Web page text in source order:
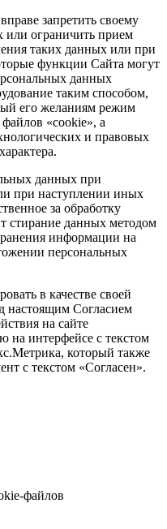
запретить своему
или ограничить прием
таких данных или при
функции Сайта могут
данных
таким способом,
его желаниям режим
«cookie», а
и правовых
данных при
при наступлении иных
за обработку
стирание данных методом
информации на
персональных
в качестве своей
настоящим Согласием
на сайте
на интерфейсе с текстом
который также
с текстом «Согласен».
файлов